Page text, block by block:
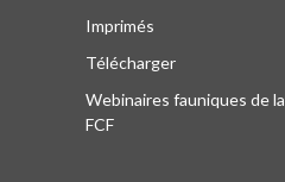
Imprimés
Télécharger
Webinaires fauniques de la
FCF